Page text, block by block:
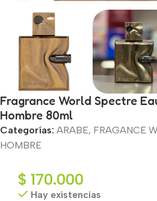
Fragrance World Spectre
Hombre 80ml
Categorías: ARABE, FRAGANCE
HOMBRE
$ 170.000
Hay existencias